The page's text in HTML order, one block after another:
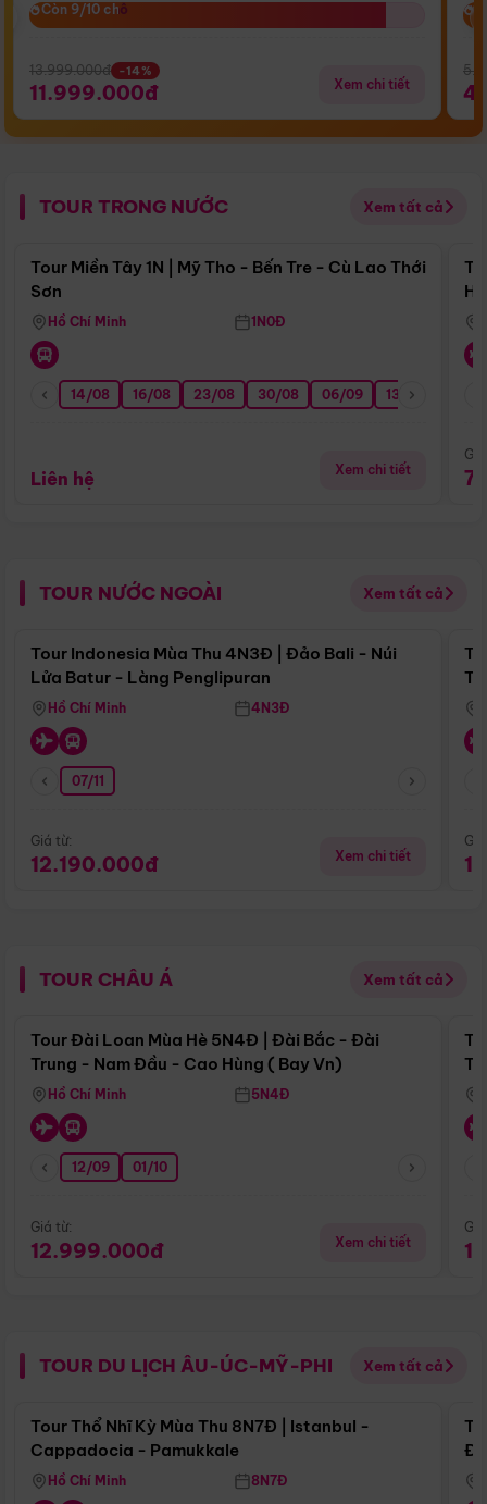
Còn 9/10 chỗ
Còn 9/10 chỗ
13.999.000đ -14%
11.999.000đ Xem chi tiết
TOUR TRONG NƯỚC Xem tất cả
Điểm nổi bật
Tour Miền Tây 1N | Mỹ Tho - Bến Tre - Cù Lao Thới
Sơn
Hồ Chí Minh 1N0Đ
14/08 16/08 23/08 30/08 06/09 13/09
Liên hệ Xem chi tiết
TOUR NƯỚC NGOÀI Xem tất cả
Điểm nổi bật
Tour Indonesia Mùa Thu 4N3Đ | Đảo Bali - Núi
Lửa Batur - Làng Penglipuran
Hồ Chí Minh 4N3Đ
07/11
Giá từ:
12.190.000đ Xem chi tiết
TOUR CHÂU Á Xem tất cả
Điểm nổi bật
Tour Đài Loan Mùa Hè 5N4Đ | Đài Bắc - Đài
Trung - Nam Đầu - Cao Hùng ( Bay Vn)
Hồ Chí Minh 5N4Đ
12/09 01/10
Giá từ:
12.999.000đ Xem chi tiết
TOUR DU LỊCH ÂU-ÚC-MỸ-PHI Xem tất cả
Điểm nổi bật
Tour Thổ Nhĩ Kỳ Mùa Thu 8N7Đ | Istanbul -
Cappadocia - Pamukkale
Hồ Chí Minh 8N7Đ